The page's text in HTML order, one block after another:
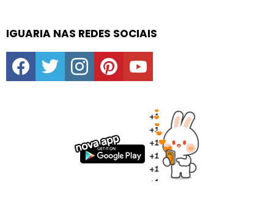
IGUARIA NAS REDES SOCIAIS
facebooktwitter instagrampinterestyoutube